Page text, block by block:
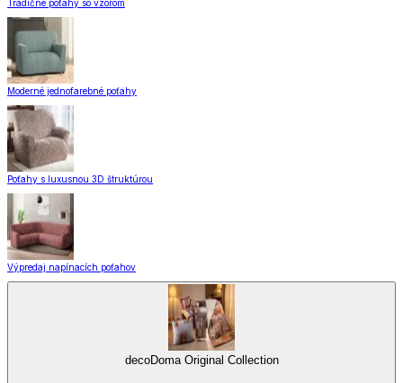
Tradičné poťahy so vzorom
Moderné jednofarebné poťahy
Poťahy s luxusnou 3D štruktúrou
Výpredaj napínacích poťahov
decoDoma Original Collection